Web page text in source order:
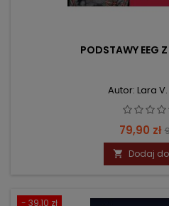
PODSTAWY EEG
Autor: Lara
Cena
79,90 zł
 Dodaj
- 39,10 zł